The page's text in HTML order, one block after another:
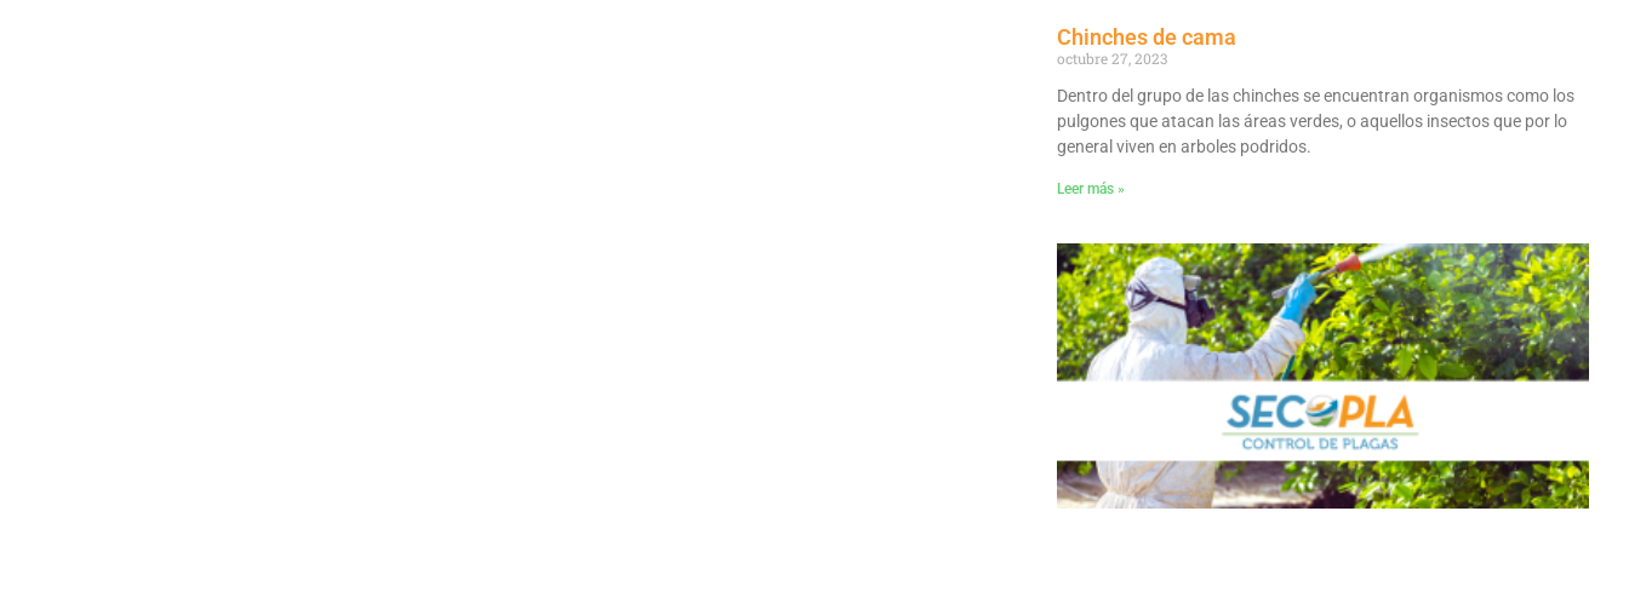
Chinches de cama
octubre 27, 2023
Dentro del grupo de las chinches se encuentran organismos como los
pulgones que atacan las áreas verdes, o aquellos insectos que por lo
general viven en arboles podridos.
Leer más »